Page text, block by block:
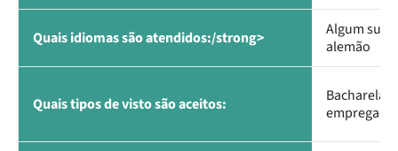
Quais idiomas são atendidos:/strong>
Algum
alemão
Quais tipos de visto são aceitos: